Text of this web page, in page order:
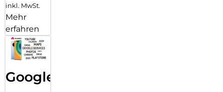
inkl. MwSt.
Mehr
erfahren
Google